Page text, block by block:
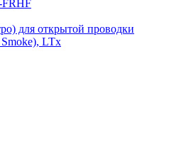
для открытой проводки
LTx